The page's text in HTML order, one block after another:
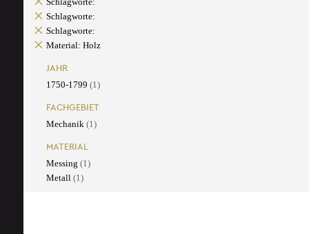
Schlagworte:
Schlagworte:
Material: Holz
JAHR
1750-1799 (1)
FACHGEBIET
Mechanik (1)
MATERIAL
Messing (1)
Metall (1)